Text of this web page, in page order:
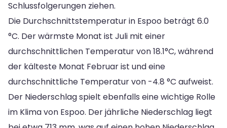
Schlussfolgerungen ziehen.
Die Durchschnittstemperatur in Espoo beträgt 6.0
°C. Der wärmste Monat ist Juli mit einer
durchschnittlichen Temperatur von 18.1°C, während
der kälteste Monat Februar ist und eine
durchschnittliche Temperatur von -4.8 °C aufweist.
Der Niederschlag spielt ebenfalls eine wichtige Rolle
im Klima von Espoo. Der jährliche Niederschlag liegt